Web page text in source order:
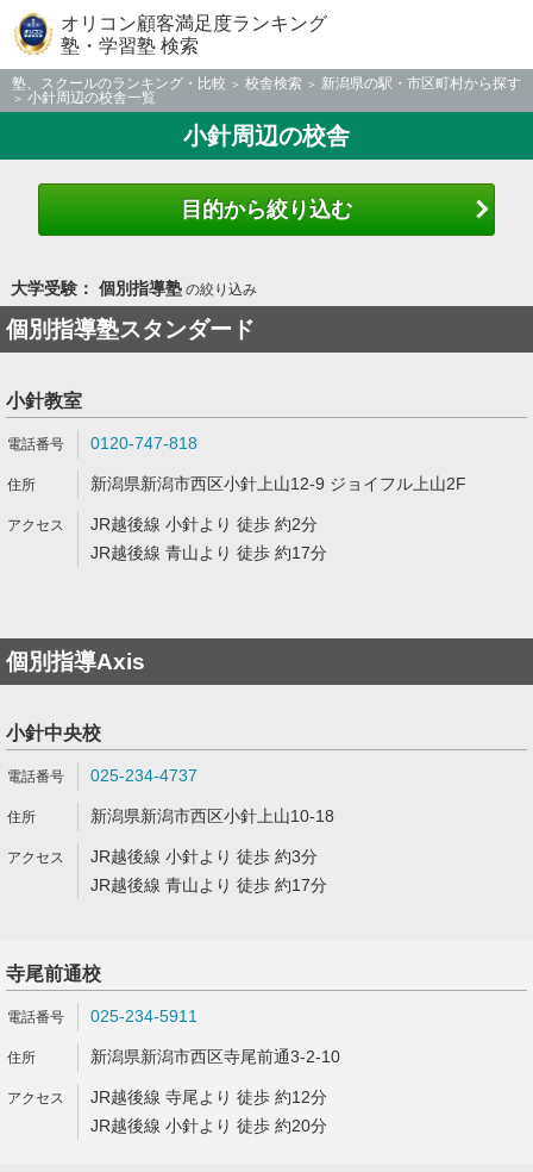
オリコン顧客満足度ランキング
塾・学習塾 検索
塾、スクールのランキング・比較 校舎検索
新潟県の駅・市区町村から探す
小針周辺の校舎一覧
小針周辺の校舎
目的から絞り込む
大学受験： 個別指導塾の絞り込み
個別指導塾スタンダード
小針教室
0120-747-818
新潟県新潟市西区小針上山12-9 ジョイフル上山2F
JR越後線 小針より 徒歩 約2分
JR越後線 青山より 徒歩 約17分
個別指導Axis
小針中央校
025-234-4737
新潟県新潟市西区小針上山10-18
JR越後線 小針より 徒歩 約3分
JR越後線 青山より 徒歩 約17分
寺尾前通校
025-234-5911
新潟県新潟市西区寺尾前通3-2-10
JR越後線 寺尾より 徒歩 約12分
JR越後線 小針より 徒歩 約20分